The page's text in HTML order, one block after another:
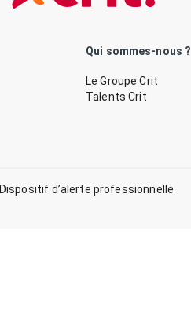
Qui sommes-nous ?
Le Groupe Crit
Talents Crit
Dispositif d’alerte professionnelle